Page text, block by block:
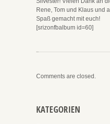
Rene, Tom und Klaus und
Spaß gemacht mit euch!
[srizonfbalbum id=60]
Comments are closed.
KATEGORIEN